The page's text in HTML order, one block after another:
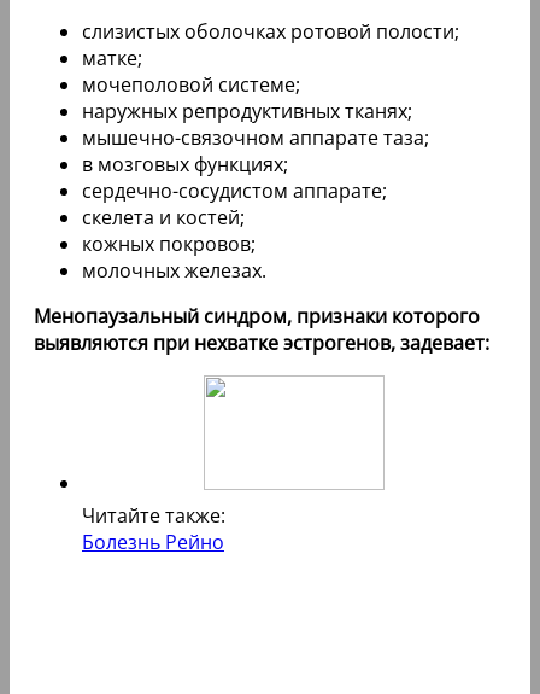
слизистых оболочках ротовой полости;
матке;
мочеполовой системе;
наружных репродуктивных тканях;
мышечно-связочном аппарате таза;
в мозговых функциях;
сердечно-сосудистом аппарате;
скелета и костей;
кожных покровов;
молочных железах.
Менопаузальный синдром, признаки которого
выявляются при нехватке эстрогенов, задевает:
Читайте также:
Болезнь Рейно